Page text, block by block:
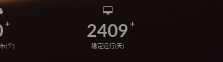
(个)
2409
稳定运行(天)